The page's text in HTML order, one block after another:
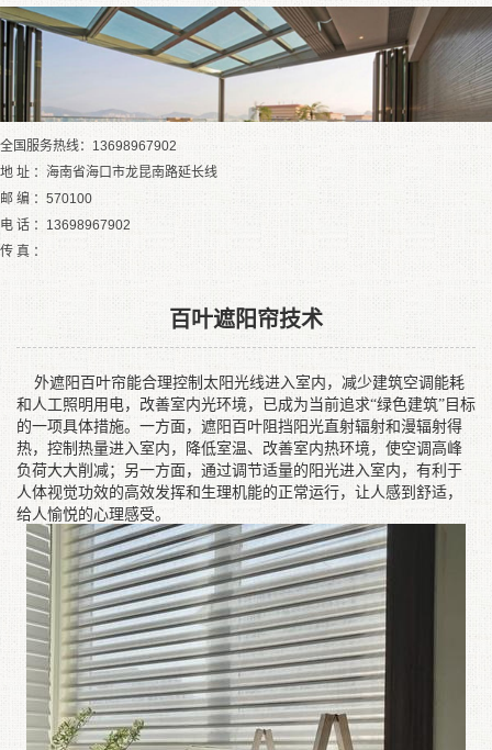
全国服务热线：13698967902
地 址 ：海南省海口市龙昆南路延长线
邮 编 ：570100
电 话 ：13698967902
传 真 ：
百叶遮阳帘技术
外遮阳百叶帘能合理控制太阳光线进入室内，减少建筑空调能耗
和人工照明用电，改善室内光环境，已成为当前追求“绿色建筑”目标
的一项具体措施。一方面，遮阳百叶阻挡阳光直射辐射和漫辐射得
热，控制热量进入室内，降低室温、改善室内热环境，使空调高峰
负荷大大削减；另一方面，通过调节适量的阳光进入室内，有利于
人体视觉功效的高效发挥和生理机能的正常运行，让人感到舒适，
给人愉悦的心理感受。